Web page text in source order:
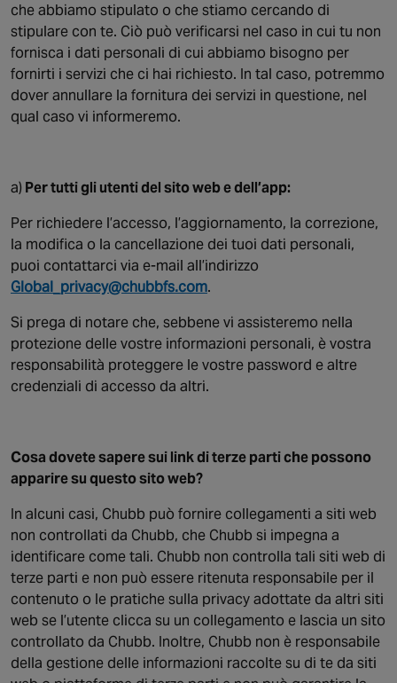
che abbiamo stipulato o che stiamo cercando di
stipulare con te. Ciò può verificarsi nel caso in cui tu non
fornisca i dati personali di cui abbiamo bisogno per
fornirti i servizi che ci hai richiesto. In tal caso, potremmo
dover annullare la fornitura dei servizi in questione, nel
qual caso vi informeremo.
a) Per tutti gli utenti del sito web e dell’app:
Per richiedere l’accesso, l’aggiornamento, la correzione,
la modifica o la cancellazione dei tuoi dati personali,
puoi contattarci via e-mail all’indirizzo
Global_privacy@chubbfs.com.
Si prega di notare che, sebbene vi assisteremo nella
protezione delle vostre informazioni personali, è vostra
responsabilità proteggere le vostre password e altre
credenziali di accesso da altri.
Cosa dovete sapere sui link di terze parti che possono
apparire su questo sito web?
In alcuni casi, Chubb può fornire collegamenti a siti web
non controllati da Chubb, che Chubb si impegna a
identificare come tali. Chubb non controlla tali siti web di
terze parti e non può essere ritenuta responsabile per il
contenuto o le pratiche sulla privacy adottate da altri siti
web se l’utente clicca su un collegamento e lascia un sito
controllato da Chubb. Inoltre, Chubb non è responsabile
della gestione delle informazioni raccolte su di te da siti